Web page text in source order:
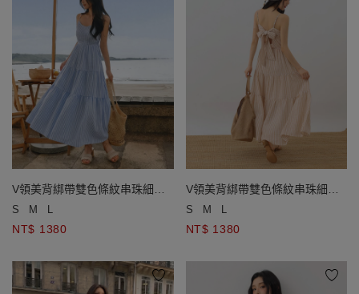
V領美背綁帶雙色條紋串珠細肩
帶蛋糕長洋裝(附胸墊)
S M L
NT$ 1380
V領美背綁帶雙色條紋串珠細肩
帶蛋糕長洋裝(附胸墊)
S M L
NT$ 1380